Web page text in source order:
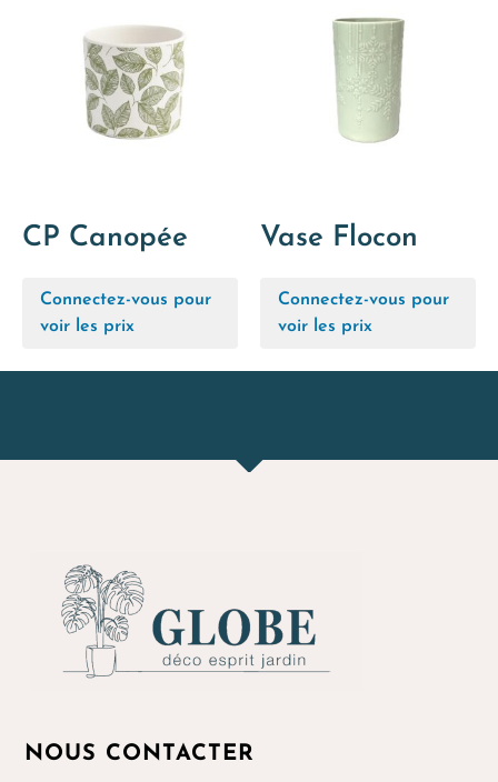
CP Canopée
Connectez-vous pour
voir les prix
Vase Flocon
Connectez-vous pour
voir les prix
NOUS CONTACTER